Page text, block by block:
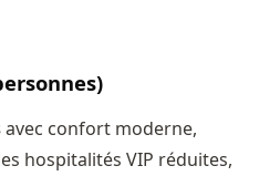
avec confort moderne,
hospitalités VIP réduites,